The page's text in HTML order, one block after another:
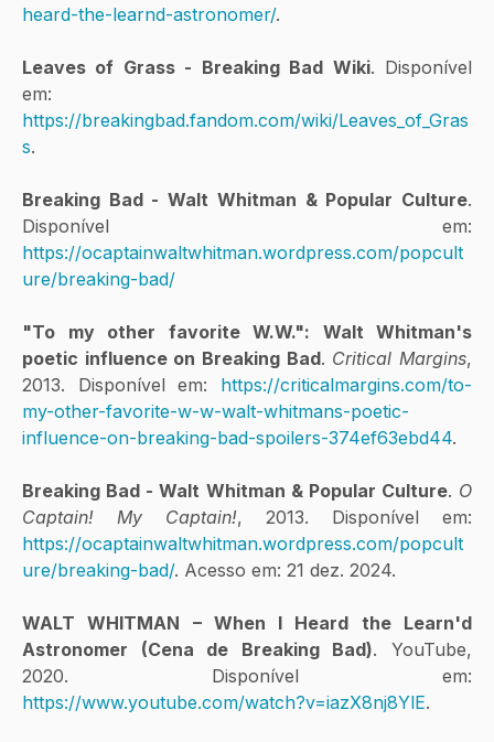
heard-the-learnd-astronomer/.
Leaves of Grass - Breaking Bad Wiki. Disponível
https://breakingbad.fandom.com/wiki/Leaves_of_Gras
s.
Breaking Bad - Walt Whitman & Popular Culture.
https://ocaptainwaltwhitman.wordpress.com/popcult
ure/breaking-bad/
"To my other favorite W.W.": Walt Whitman's
poetic influence on Breaking Bad. Critical Margins,
2013. Disponível em: https://criticalmargins.com/to-
my-other-favorite-w-w-walt-whitmans-poetic-
influence-on-breaking-bad-spoilers-374ef63ebd44.
Breaking Bad - Walt Whitman & Popular Culture. O
Captain! My Captain!
https://ocaptainwaltwhitman.wordpress.com/popcult
ure/breaking-bad/. Acesso em: 21 dez. 2024.
WALT WHITMAN – When I Heard the Learn'd
Astronomer (Cena de Breaking Bad). YouTube,
https://www.youtube.com/watch?v=iazX8nj8YlE.